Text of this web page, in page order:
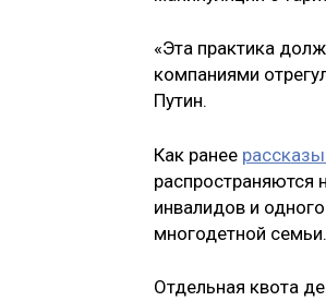
«Эта практика
компаниями
Путин.
Как ранее
распространяются
инвалидов и
многодетной семьи.
Отдельная квота